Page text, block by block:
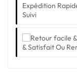
Expédition
Suivi
& Satisfait Ou